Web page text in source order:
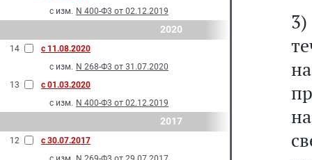
с изм. N 400-Ф3 от 02.12.2019
2020
14
с 11.08.2020
с изм. N 268-Ф3 от 31.07.2020
13
с 01.03.2020
с изм. N 400-Ф3 от 02.12.2019
2017
12
с 30.07.2017